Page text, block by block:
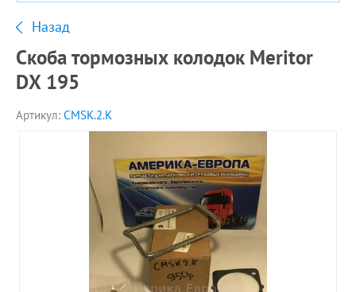
Назад
Скоба тормозных колодок Meritor
DX 195
Артикул: CMSK.2.K